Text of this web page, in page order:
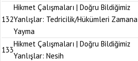
132
Hikmet Çalışmaları | Doğru Bildiğimiz
Yanlışlar: Tedricilik/Hükümleri Zamana
Yayma
133
Hikmet Çalışmaları | Doğru Bildiğimiz
Yanlışlar: Nesih